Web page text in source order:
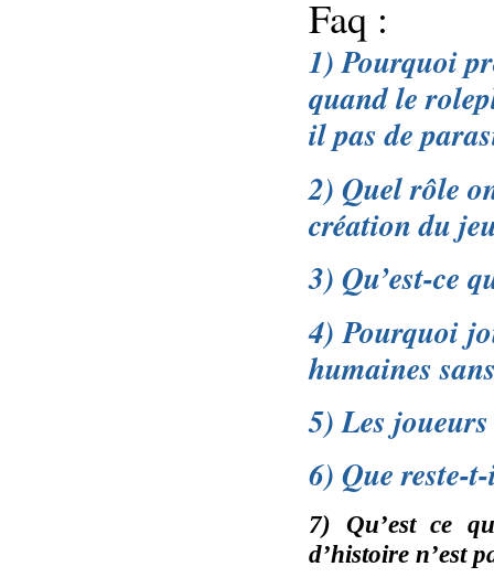
Faq :
1) Pourquoi
quand le
il pas de
2) Quel rôle
création du
3) Qu’est-ce
4)Pourquoi
humaines
5) Les
6) Que reste-
7) Qu’est ce
d’histoire n’est